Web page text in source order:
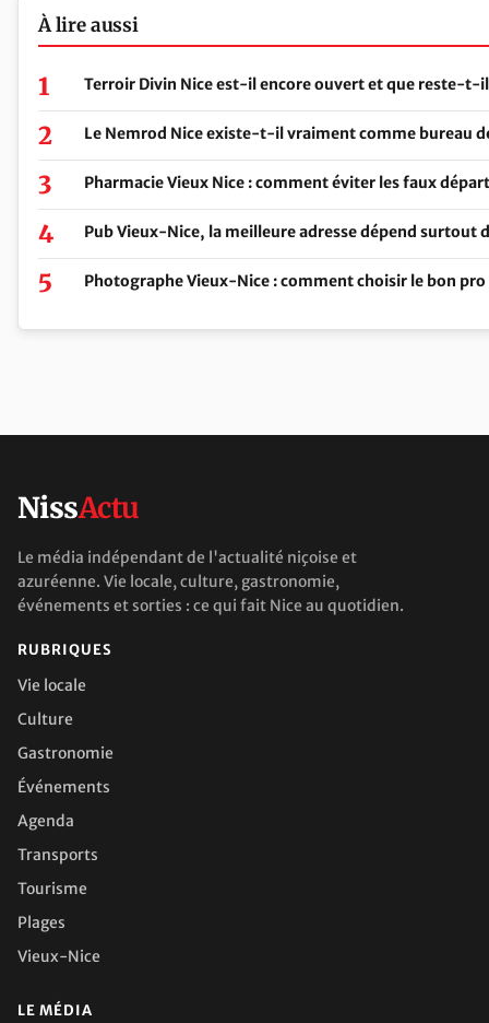
À lire aussi
Terroir Divin Nice est-il encore ouvert et que reste-t-il
Le Nemrod Nice existe-t-il vraiment comme bureau
Pharmacie Vieux Nice : comment éviter les faux
Pub Vieux-Nice, la meilleure adresse dépend surtout
Photographe Vieux-Nice : comment choisir le bon pro
NissActu
Le média indépendant de l'actualité niçoise et
azuréenne. Vie locale, culture, gastronomie,
événements et sorties : ce qui fait Nice au quotidien.
RUBRIQUES
Vie locale
Culture
Gastronomie
Événements
Agenda
Transports
Tourisme
Plages
Vieux-Nice
LE MÉDIA